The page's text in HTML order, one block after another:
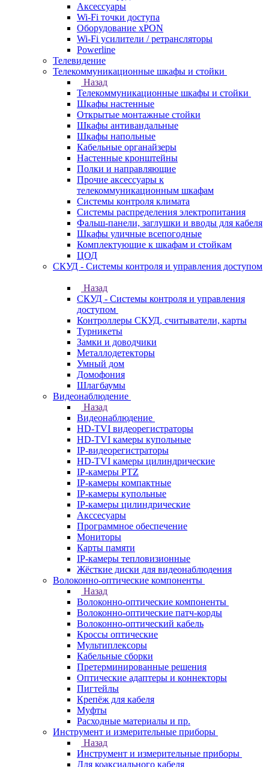
Аксессуары
Wi-Fi точки доступа
Оборудование хPON
Wi-Fi усилители / ретрансляторы
Powerline
Телевидение
Телекоммуникационные шкафы и стойки
Назад
Телекоммуникационные шкафы и стойки
Шкафы настенные
Открытые монтажные стойки
Шкафы антивандальные
Шкафы напольные
Кабельные органайзеры
Настенные кронштейны
Полки и направляющие
Прочие аксессуары к
телекоммуникационным шкафам
Системы контроля климата
Системы распределения электропитания
Фальш-панели, заглушки и вводы для кабеля
Шкафы уличные всепогодные
Комплектующие к шкафам и стойкам
ЦОД
СКУД - Системы контроля и управления доступом
Назад
СКУД - Системы контроля и управления
доступом
Контроллеры СКУД, считыватели, карты
Турникеты
Замки и доводчики
Металлодетекторы
Умный дом
Домофония
Шлагбаумы
Видеонаблюдение
Назад
Видеонаблюдение
HD-TVI видеорегистраторы
HD-TVI камеры купольные
IP-видеорегистраторы
HD-TVI камеры цилиндрические
IP-камеры PTZ
IP-камеры компактные
IP-камеры купольные
IP-камеры цилиндрические
Акссесуары
Программное обеспечение
Мониторы
Карты памяти
IP-камеры тепловизионные
Жёсткие диски для видеонаблюдения
Волоконно-оптические компоненты
Назад
Волоконно-оптические компоненты
Волоконно-оптические патч-корды
Волоконно-оптический кабель
Кроссы оптические
Мультиплексоры
Кабельные сборки
Претерминированные решения
Оптические адаптеры и коннекторы
Пигтейлы
Крепёж для кабеля
Муфты
Расходные материалы и пр.
Инструмент и измерительные приборы
Назад
Инструмент и измерительные приборы
Для коаксиального кабеля